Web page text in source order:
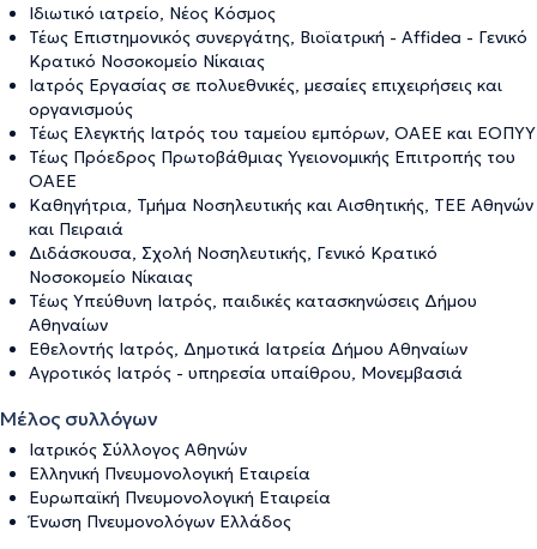
Ιδιωτικό ιατρείο, Νέος Κόσμος
Τέως Επιστημονικός συνεργάτης, Βιοϊατρική - Affidea - Γενικό
Κρατικό Νοσοκομείο Νίκαιας
Ιατρός Εργασίας σε πολυεθνικές, μεσαίες επιχειρήσεις και
οργανισμούς
Τέως Ελεγκτής Ιατρός του ταμείου εμπόρων, ΟΑΕΕ και ΕΟΠΥΥ
Τέως Πρόεδρος Πρωτοβάθμιας Υγειονομικής Επιτροπής του
ΟΑΕΕ
Καθηγήτρια, Τμήμα Νοσηλευτικής και Αισθητικής, ΤΕΕ Αθηνών
και Πειραιά
Διδάσκουσα, Σχολή Νοσηλευτικής, Γενικό Κρατικό
Νοσοκομείο Νίκαιας
Τέως Υπεύθυνη Ιατρός, παιδικές κατασκηνώσεις Δήμου
Αθηναίων
Εθελοντής Ιατρός, Δημοτικά Ιατρεία Δήμου Αθηναίων
Αγροτικός Ιατρός - υπηρεσία υπαίθρου, Μονεμβασιά
Μέλος συλλόγων
Ιατρικός Σύλλογος Αθηνών
Ελληνική Πνευμονολογική Εταιρεία
Ευρωπαϊκή Πνευμονολογική Εταιρεία
Ένωση Πνευμονολόγων Ελλάδος